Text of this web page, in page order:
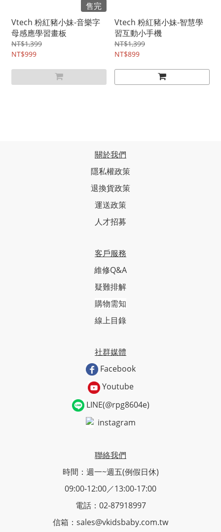
售完
Vtech 粉紅豬小妹-音樂字
母感應學習畫板
NT$1,399
NT$999
Vtech 粉紅豬小妹-智慧學
習互動小手機
NT$1,399
NT$899
關於我們
隱私權政策
退換貨政策
運送政策
人才招募
客戶服務
維修Q&A
疑難排解
購物需知
線上目錄
社群媒體
Facebook
Youtube
LINE(@rpg8604e)
instagram
聯絡我們
時間：週一~週五(例假日休)
09:00-12:00／13:00-17:00
電話：02-87918997
信箱：sales@vkidsbaby.com.tw